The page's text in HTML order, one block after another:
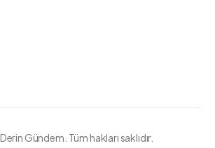
Derin Gündem. Tüm hakları saklıdır.